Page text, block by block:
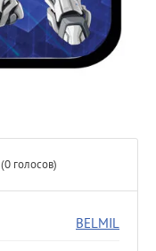
(0 голосов)
BELMIL